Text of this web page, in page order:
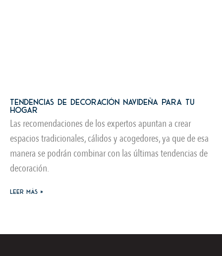
Tendencias de decoración navideña para tu
hogar
Las recomendaciones de los expertos apuntan a crear
espacios tradicionales, cálidos y acogedores, ya que de esa
manera se podrán combinar con las últimas tendencias de
decoración.
Leer más »